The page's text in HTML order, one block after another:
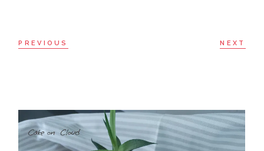
PREVIOUS NEXT